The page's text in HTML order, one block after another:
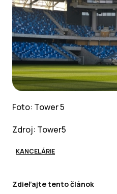
Foto: Tower 5
Zdroj: Tower5
KANCELÁRIE
Zdieľajte tento článok